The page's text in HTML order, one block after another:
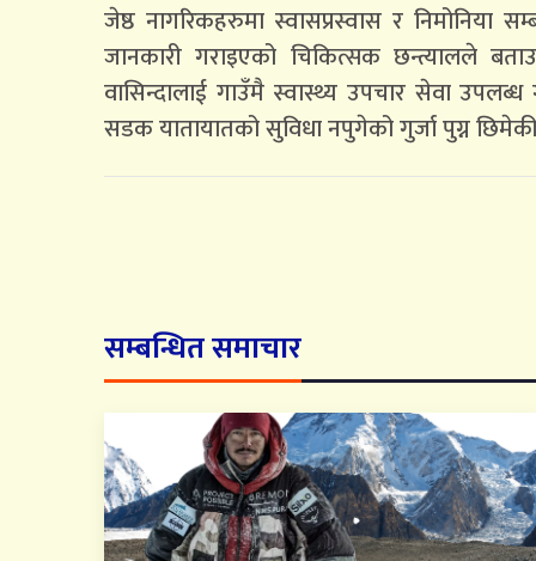
जेष्ठ नागरिकहरुमा स्वासप्रस्वास र निमोनिया
जानकारी गराइएको चिकित्सक छन्त्यालले
वासिन्दालाई गाउँमै स्वास्थ्य उपचार सेवा
सडक यातायातको सुविधा नपुगेको गुर्जा पुग्न
सम्बन्धित समाचार